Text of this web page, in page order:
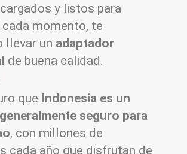
y listos para
momento, te
llevar un adaptador
de buena calidad.
que Indonesia es un
seguro para
, con millones de
cada año que disfrutan de